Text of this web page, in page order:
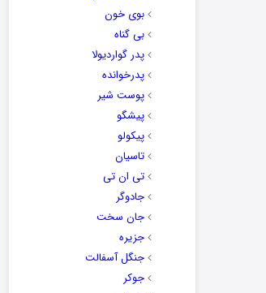
بوی خون
بی گناه
پدر گواردیولا
پدرخوانده
پوست شیر
پیشگو
پیکولو
تاسیان
تی ان تی
جادوگر
جان سخت
جزیره
جنگل آسفالت
جوکر